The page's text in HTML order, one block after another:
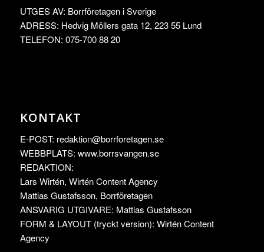
UTGES AV: Borrföretagen i Sverige
ADRESS: Hedvig Möllers gata 12, 223 55 Lund
TELEFON: 075-700 88 20
KONTAKT
E-POST: redaktion@borrforetagen.se
WEBBPLATS: www.borrsvangen.se
REDAKTION:
Lars Wirtén, Wirtén Content Agency
Mattias Gustafsson, Borrföretagen
ANSVARIG UTGIVARE: Mattias Gustafsson
FORM & LAYOUT (tryckt version): Wirtén Content
Agency